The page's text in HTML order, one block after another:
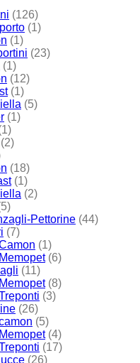
(126)
(1)
(1)
(23)
(1)
(12)
(1)
(5)
(1)
(2)
(18)
(1)
(2)
Pettorine (44)
(7)
(1)
Memopet (6)
(11)
Memopet (8)
(3)
(26)
(5)
Memopet (4)
(17)
(26)